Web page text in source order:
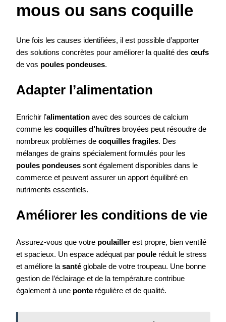
mous ou sans coquille
Une fois les causes identifiées, il est possible d’apporter
des solutions concrètes pour améliorer la qualité des œufs
de vos poules pondeuses.
Adapter l’alimentation
Enrichir l’alimentation avec des sources de calcium
comme les coquilles d’huîtres broyées peut résoudre de
nombreux problèmes de coquilles fragiles. Des
mélanges de grains spécialement formulés pour les
poules pondeuses sont également disponibles dans le
commerce et peuvent assurer un apport équilibré en
nutriments essentiels.
Améliorer les conditions de vie
Assurez-vous que votre poulailler est propre, bien ventilé
et spacieux. Un espace adéquat par poule réduit le stress
et améliore la santé globale de votre troupeau. Une bonne
gestion de l’éclairage et de la température contribue
également à une ponte régulière et de qualité.